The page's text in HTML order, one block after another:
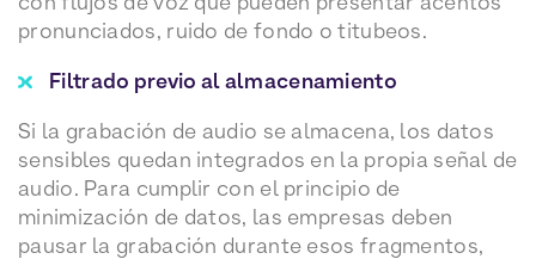
pronunciados, ruido de fondo o titubeos.
Filtrado previo al almacenamiento
Si la grabación de audio se almacena, los datos
sensibles quedan integrados en la propia señal de
audio. Para cumplir con el principio de
minimización de datos, las empresas deben
pausar la grabación durante esos fragmentos,